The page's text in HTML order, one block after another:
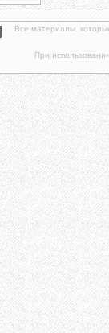
Все материалы,
При